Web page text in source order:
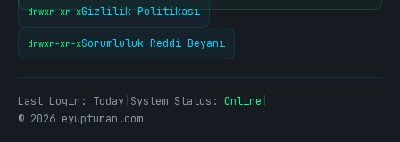
drwxr-xr-xGizlilik Politikası
drwxr-xr-xSorumluluk Reddi Beyanı
Last Login: Today System Status: Online
© 2026 eyupturan.com